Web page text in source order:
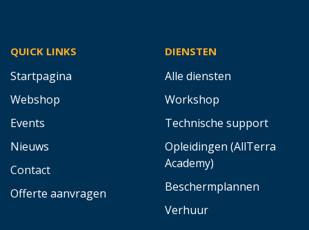
QUICK LINKS
Startpagina
Webshop
Events
Nieuws
Contact
Offerte aanvragen
DIENSTEN
Alle diensten
Workshop
Technische support
Opleidingen (AllTerra
Academy)
Beschermplannen
Verhuur